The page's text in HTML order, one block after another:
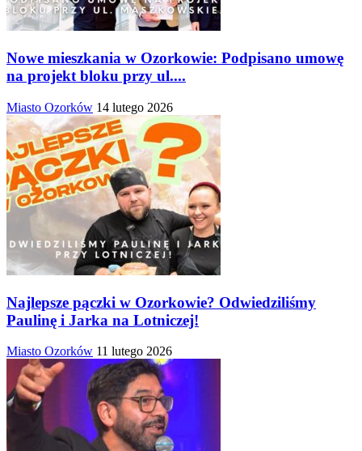
Nowe mieszkania w Ozorkowie: Podpisano umowę
na projekt bloku przy ul....
Miasto Ozorków 14 lutego 2026
Najlepsze pączki w Ozorkowie? Odwiedziliśmy
Paulinę i Jarka na Lotniczej!
Miasto Ozorków 11 lutego 2026